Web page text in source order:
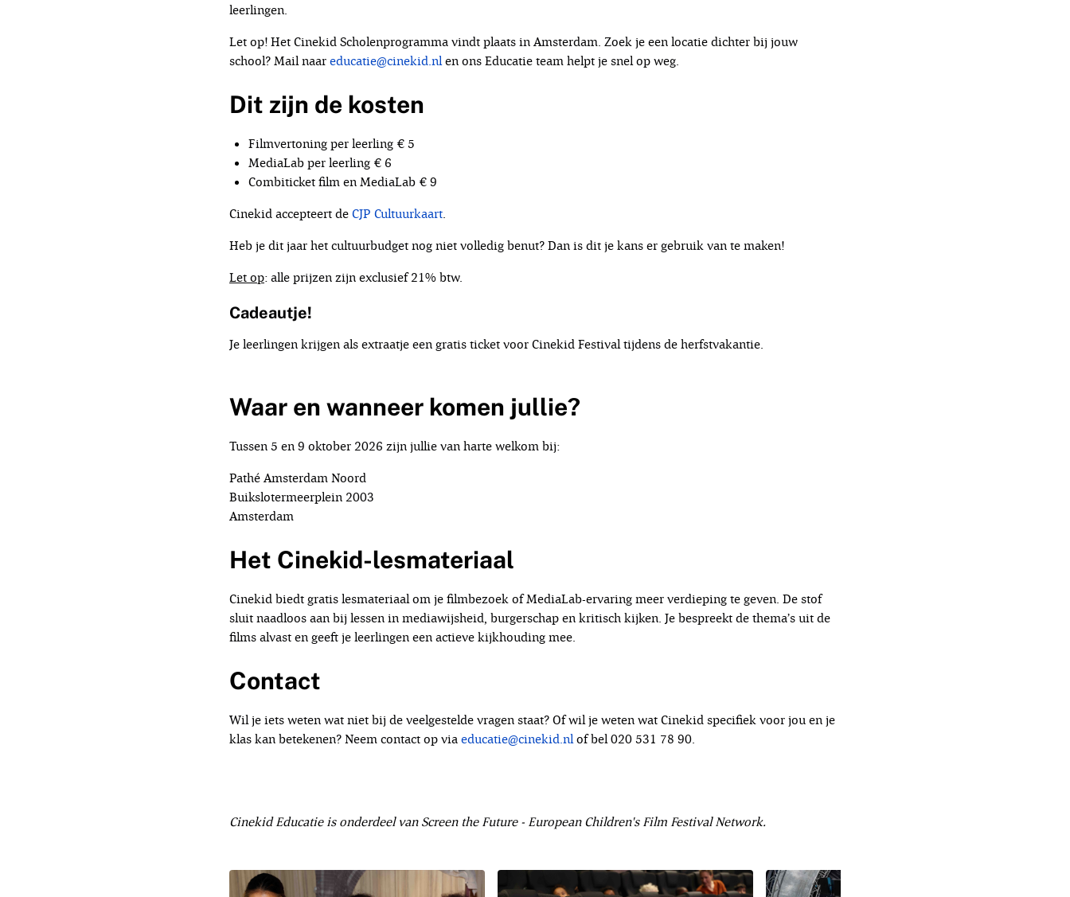
leerlingen.
Let op! Het Cinekid Scholenprogramma vindt plaats in Amsterdam. Zoek je een locatie dichter bij jouw
school? Mail naareducatie@cinekid.nlen ons Educatie team helpt je snel op weg.
Dit zijn de kosten
Filmvertoning per leerling € 5
MediaLab per leerling € 6
Combiticket film en MediaLab € 9
Cinekid accepteert deCJP Cultuurkaart.
Heb je dit jaar het cultuurbudget nog niet volledig benut? Dan is dit je kans er gebruik van te maken!
Let op: alle prijzen zijn exclusief 21% btw.
Cadeautje!
Je leerlingen krijgen als extraatje een gratis ticket voor Cinekid Festival tijdens de herfstvakantie.
Waar en wanneer komen jullie?
Tussen 5 en 9 oktober 2026 zijn jullie van harte welkom bij:
Pathé Amsterdam Noord
Buikslotermeerplein 2003
Amsterdam
Het Cinekid-lesmateriaal
Cinekid biedt gratis lesmateriaal om je filmbezoek of MediaLab-ervaring meer verdieping te geven. De stof
sluit naadloos aan bij lessen in mediawijsheid, burgerschap en kritisch kijken. Je bespreekt de thema’s uit de
films alvast en geeft je leerlingen een actieve kijkhouding mee.
Contact
Wil je iets weten wat niet bij de veelgestelde vragen staat? Of wil je weten wat Cinekid specifiek voor jou en je
klas kan betekenen? Neem contact op viaeducatie@cinekid.nlof bel 020 531 78 90.
Cinekid Educatie is onderdeel van Screen the Future - European Children's Film Festival Network.